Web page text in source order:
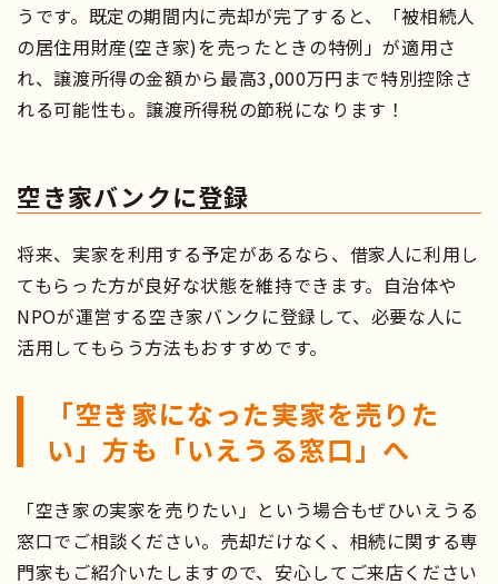
うです。既定の期間内に売却が完了すると、「被相続人
の居住用財産(空き家)を売ったときの特例」が適用さ
れ、譲渡所得の金額から最高3,000万円まで特別控除さ
れる可能性も。譲渡所得税の節税になります！
空き家バンクに登録
将来、実家を利用する予定があるなら、借家人に利用し
てもらった方が良好な状態を維持できます。自治体や
NPOが運営する空き家バンクに登録して、必要な人に
活用してもらう方法もおすすめです。
「空き家になった実家を売りた
い」方も「いえうる窓口」へ
「空き家の実家を売りたい」という場合もぜひいえうる
窓口でご相談ください。売却だけなく、相続に関する専
門家もご紹介いたしますので、安心してご来店ください